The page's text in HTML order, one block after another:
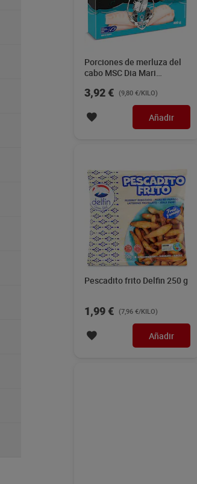
Porciones de merluza del
cabo MSC Dia Mari
3,92 € (9,80 €/KILO)
Añadir
Pescadito frito Delfin 250 g
1,99 € (7,96 €/KILO)
Añadir